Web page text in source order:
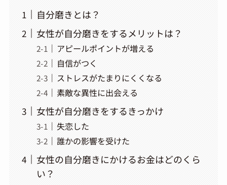
自分磨きとは？
女性が自分磨きをするメリットは？
アピールポイントが増える
自信がつく
ストレスがたまりにくくなる
素敵な異性に出会える
女性が自分磨きをするきっかけ
失恋した
誰かの影響を受けた
女性の自分磨きにかけるお金はどのくら
い？